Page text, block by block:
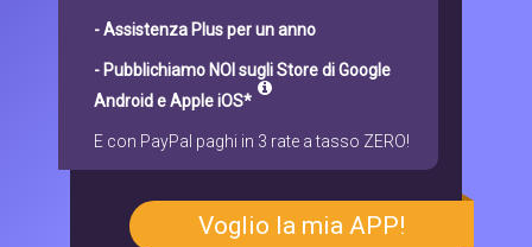
- Assistenza Plus per un anno
- Pubblichiamo NOI sugli Store di Google
Android e Apple iOS*
E con PayPal paghi in 3 rate a tasso ZERO!
Voglio la mia APP!